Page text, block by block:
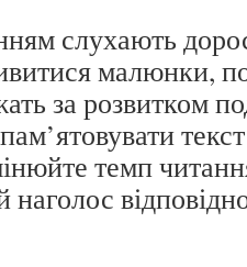
слухають
малюнки,
за розвитком
темп
наголос